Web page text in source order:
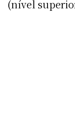
(nível